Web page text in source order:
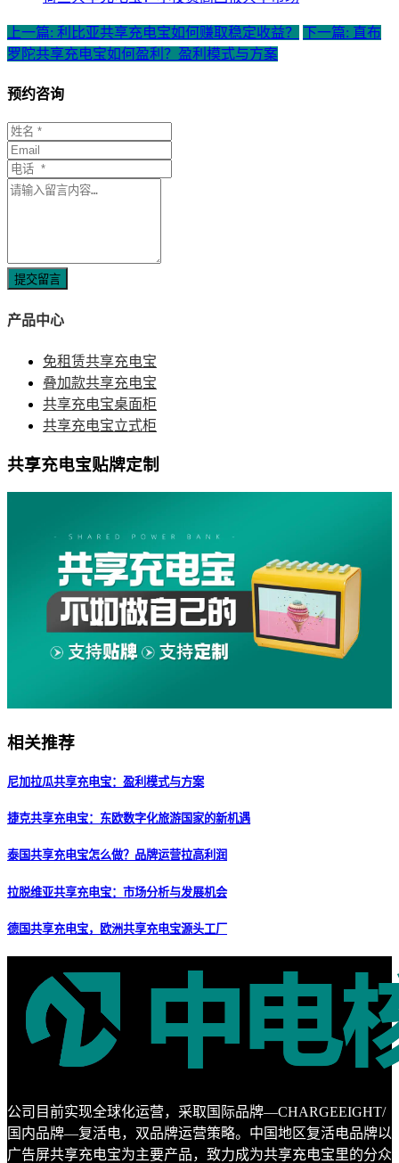
上一篇: 利比亚共享充电宝如何赚取稳定收益？
下一篇: 直布
罗陀共享充电宝如何盈利？盈利模式与方案
预约咨询
提交留言
产品中心
免租赁共享充电宝
叠加款共享充电宝
共享充电宝桌面柜
共享充电宝立式柜
共享充电宝贴牌定制
相关推荐
尼加拉瓜共享充电宝：盈利模式与方案
捷克共享充电宝：东欧数字化旅游国家的新机遇
泰国共享充电宝怎么做？品牌运营拉高利润
拉脱维亚共享充电宝：市场分析与发展机会
德国共享充电宝，欧洲共享充电宝源头工厂
公司目前实现全球化运营，采取国际品牌—CHARGEEIGHT/
国内品牌—复活电，双品牌运营策略。中国地区复活电品牌以
广告屏共享充电宝为主要产品，致力成为共享充电宝里的分众